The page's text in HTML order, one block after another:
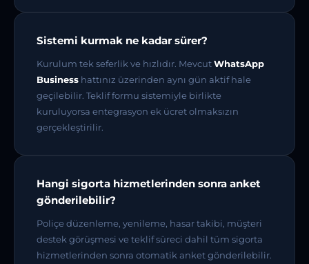
Sistemi kurmak ne kadar sürer?
Kurulum tek seferlik ve hızlıdır. MevcutWhatsApp
Business hattınız üzerinden aynı gün aktif hale
geçilebilir. Teklif formu sistemiyle birlikte
kuruluyorsa entegrasyon ek ücret olmaksızın
gerçekleştirilir.
Hangi sigorta hizmetlerinden sonra anket
gönderilebilir?
Poliçe düzenleme, yenileme, hasar takibi, müşteri
destek görüşmesi ve teklif süreci dahil tüm sigorta
hizmetlerinden sonra otomatik anket gönderilebilir.